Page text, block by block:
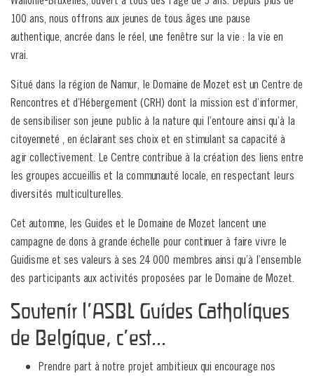
100 ans, nous offrons aux jeunes de tous âges une pause
authentique, ancrée dans le réel, une fenêtre sur la vie : la vie en
vrai.
Situé dans la région de Namur, le Domaine de Mozet est un Centre de
Rencontres et d’Hébergement (CRH) dont la mission est d’informer,
de sensibiliser son jeune public à la nature qui l’entoure ainsi qu’à la
citoyenneté , en éclairant ses choix et en stimulant sa capacité à
agir collectivement. Le Centre contribue à la création des liens entre
les groupes accueillis et la communauté locale, en respectant leurs
diversités multiculturelles.
Cet automne, les Guides et le Domaine de Mozet lancent une
campagne de dons à grande échelle pour continuer à faire vivre le
Guidisme et ses valeurs à ses 24 000 membres ainsi qu’à l’ensemble
des participants aux activités proposées par le Domaine de Mozet.
Soutenir l’ASBL Guides Catholiques
de Belgique, c’est...
Prendre part à notre projet ambitieux qui encourage nos